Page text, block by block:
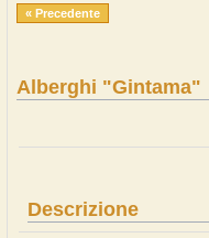
« Precedente
Alberghi "Gintama"
Descrizione